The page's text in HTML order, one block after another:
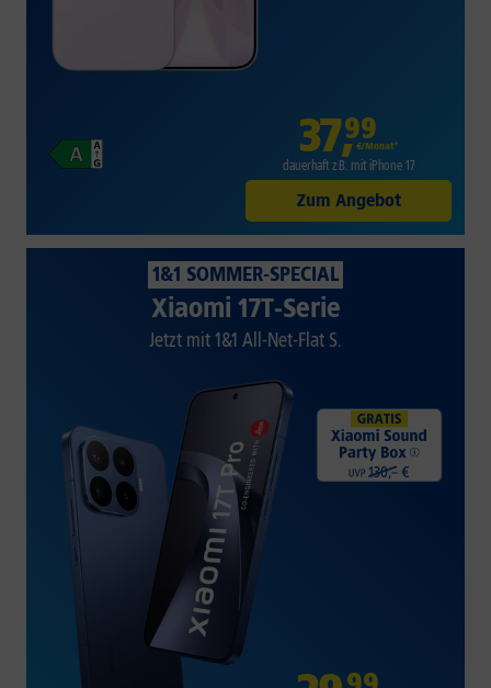
37,99
€/Monat*
dauerhaft z.B. mit iPhone 17
Zum Angebot
1&1 SOMMER-SPECIAL
Xiaomi 17T-Serie
Jetzt mit 1&1 All-Net-Flat S.